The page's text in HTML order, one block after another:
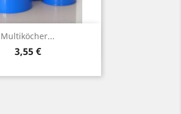
Multiköcher...
Preis
3,55 €
Vorschau